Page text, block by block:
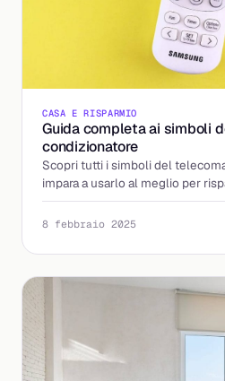
CASA E RISPARMIO
Guida completa ai simboli
condizionatore
Scopri tutti i simboli del
impara a usarlo al meglio per
ottenere il massimo comfort.
8 febbraio 2025